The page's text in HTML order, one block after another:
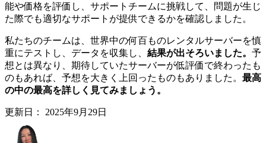
能や価格を評価し、サポートチームに挑戦して、問題が生じ
た際でも適切なサポートが提供できるかを確認しました。
私たちのチームは、世界中の何百ものレンタルサーバーを慎
重にテストし、データを収集し、 結果が出そろいました。 予
想とは異なり、期待していたサーバーが低評価で終わったも
のもあれば、予想を大きく上回ったものもありました。 最高
の中の最高を詳しく見てみましょう。
更新日： 2025年9月29日